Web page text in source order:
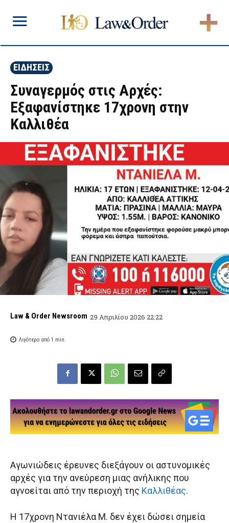
ΕΙΔΗΣΕΙΣ
Συναγερμός στις Αρχές:
Εξαφανίστηκε 17χρονη στην
Καλλιθέα
Law & Order Newsroom 29 Απριλίου 2026 22:22
Λιγότερο από 1 min.
Αγωνιώδεις έρευνες διεξάγουν οι αστυνομικές
αρχές για την ανεύρεση μιας ανήλικης που
αγνοείται από την περιοχή της Καλλιθέας.
Η 17χρονη Ντανιέλα Μ. δεν έχει δώσει σημεία